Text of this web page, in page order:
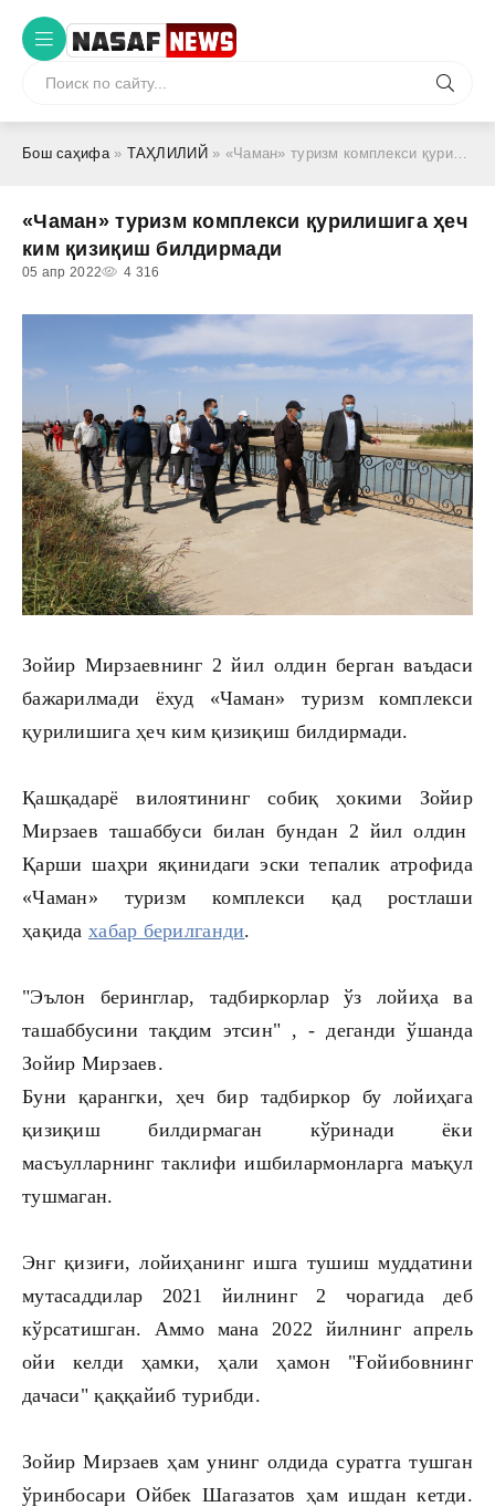
Бош саҳифа» ТАҲЛИЛИЙ » «Чаман» туризм комплекси қурилишига ҳеч ким қизиқиш билдирмади
«Чаман» туризм комплекси қурилишига ҳеч
ким қизиқиш билдирмади
05 апр 2022 4 316
Зойир Мирзаевнинг 2 йил олдин берган ваъдаси
бажарилмади ёхуд «Чаман» туризм комплекси
қурилишига ҳеч ким қизиқиш билдирмади.
Қашқадарё вилоятининг собиқ ҳокими Зойир
Мирзаев ташаббуси билан бундан 2 йил олдин
Қарши шаҳри яқинидаги эски тепалик атрофида
«Чаман» туризм комплекси қад ростлаши
ҳақида хабар берилганди.
"Эълон беринглар, тадбиркорлар ўз лойиҳа ва
ташаббусини тақдим этсин" , - деганди ўшанда
Зойир Мирзаев.
Буни қарангки, ҳеч бир тадбиркор бу лойиҳага
қизиқиш билдирмаган кўринади ёки
масъулларнинг таклифи ишбилармонларга маъқул
тушмаган.
Энг қизиғи, лойиҳанинг ишга тушиш муддатини
мутасаддилар 2021 йилнинг 2 чорагида деб
кўрсатишган. Аммо мана 2022 йилнинг апрель
ойи келди ҳамки, ҳали ҳамон "Ғойибовнинг
дачаси" қаққайиб турибди.
Зойир Мирзаев ҳам унинг олдида суратга тушган
ўринбосари Ойбек Шагазатов ҳам ишдан кетди.